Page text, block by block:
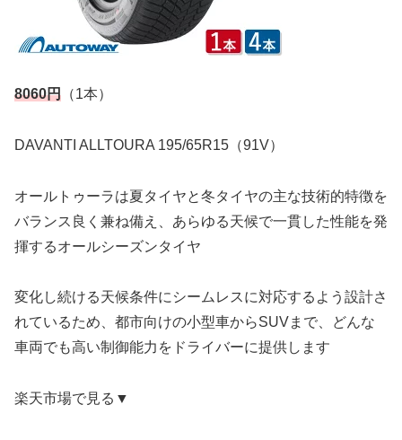
8060円 （1本）
DAVANTI ALLTOURA 195/65R15（91V）
オールトゥーラは夏タイヤと冬タイヤの主な技術的特徴を
バランス良く兼ね備え、あらゆる天候で一貫した性能を発
揮するオールシーズンタイヤ
変化し続ける天候条件にシームレスに対応するよう設計さ
れているため、都市向けの小型車からSUVまで、どんな
車両でも高い制御能力をドライバーに提供します
楽天市場で見る▼